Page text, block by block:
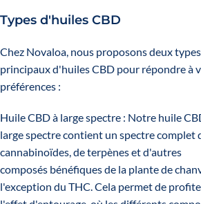
Types d'huiles CBD
Chez Novaloa, nous proposons deux types
principaux d'huiles CBD pour répondre à
préférences :
Huile CBD à large spectre : Notre huile
large spectre contient un spectre complet
cannabinoïdes, de terpènes et d'autres
composés bénéfiques de la plante de
l'exception du THC. Cela permet de